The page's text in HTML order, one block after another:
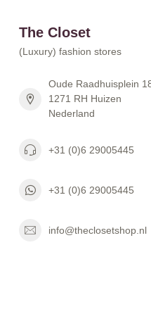
The Closet
(Luxury) fashion stores
Oude Raadhuisplein
1271 RH Huizen
Nederland
+31 (0)6 29005445
+31 (0)6 29005445
info@theclosetshop.nl